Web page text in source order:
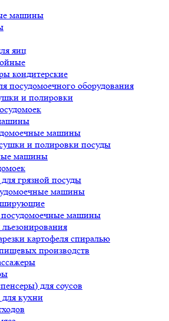
машины
яиц
кондитерские
посудомоечного оборудования
и полировки
машины
и полировки посуды
машины
грязной посуды
машины
машины
картофеля спиралью
производств
для соусов
кухни